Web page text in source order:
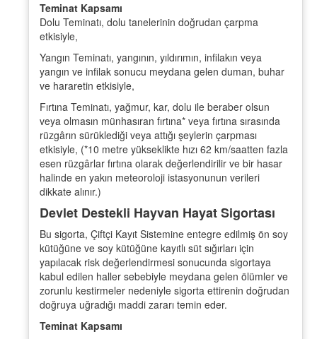
Teminat Kapsamı
Dolu Teminatı, dolu tanelerinin doğrudan çarpma
etkisiyle,
Yangın Teminatı, yangının, yıldırımın, infilakın veya
yangın ve infilak sonucu meydana gelen duman, buhar
ve hararetin etkisiyle,
Fırtına Teminatı, yağmur, kar, dolu ile beraber olsun
veya olmasın münhasıran fırtına* veya fırtına sırasında
rüzgârın sürüklediği veya attığı şeylerin çarpması
etkisiyle, (*10 metre yükseklikte hızı 62 km/saatten fazla
esen rüzgârlar fırtına olarak değerlendirilir ve bir hasar
halinde en yakın meteoroloji istasyonunun verileri
dikkate alınır.)
Devlet Destekli Hayvan Hayat Sigortası
Bu sigorta, Çiftçi Kayıt Sistemine entegre edilmiş ön soy
kütüğüne ve soy kütüğüne kayıtlı süt sığırları için
yapılacak risk değerlendirmesi sonucunda sigortaya
kabul edilen haller sebebiyle meydana gelen ölümler ve
zorunlu kestirmeler nedeniyle sigorta ettirenin doğrudan
doğruya uğradığı maddi zararı temin eder.
Teminat Kapsamı